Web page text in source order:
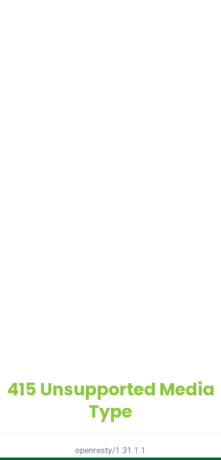
415 Unsupported Media
Type
openresty/1.31.1.1